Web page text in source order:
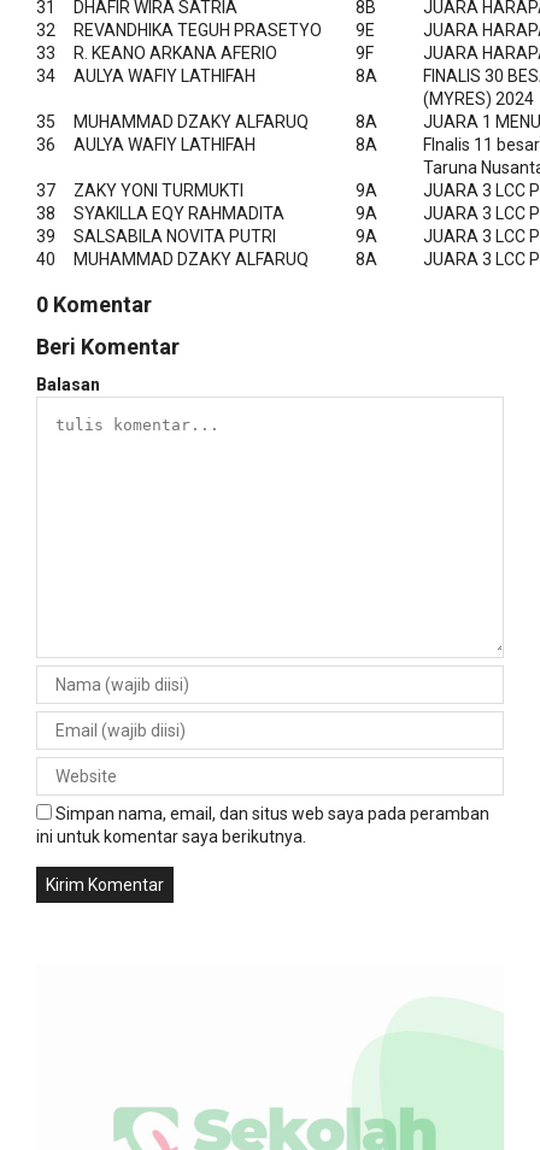
31
DHAFIR WIRA SATRIA 8B
JUARA
32
REVANDHIKA TEGUH PRASETYO 9E
JUARA
33
R. KEANO ARKANA AFERIO 9F
JUARA
34
AULYA WAFIY LATHIFAH 8A
FINALIS 30
(MYRES) 2024
35
MUHAMMAD DZAKY ALFARUQ 8A
JUARA 1
36
AULYA WAFIY LATHIFAH 8A
FInalis 11
Taruna
37
ZAKY YONI TURMUKTI 9A
JUARA 3 LCC
38
SYAKILLA EQY RAHMADITA 9A
JUARA 3 LCC
39
SALSABILA NOVITA PUTRI 9A
JUARA 3 LCC
40
MUHAMMAD DZAKY ALFARUQ 8A JUARA 3 LCC
0 Komentar
Beri Komentar
Balasan
Simpan nama, email, dan situs web saya pada peramban
ini untuk komentar saya berikutnya.